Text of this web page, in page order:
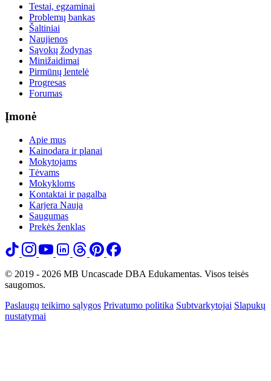
Testai, egzaminai
Problemų bankas
Šaltiniai
Naujienos
Sąvokų žodynas
Minižaidimai
Pirmūnų lentelė
Progresas
Forumas
Įmonė
Apie mus
Kainodara ir planai
Mokytojams
Tėvams
Mokykloms
Kontaktai ir pagalba
Karjera Nauja
Saugumas
Prekės ženklas
© 2019 - 2026 MB Uncascade DBA Edukamentas. Visos teisės
saugomos.
Paslaugų teikimo sąlygos Privatumo politika Subtvarkytojai Slapukų
nustatymai